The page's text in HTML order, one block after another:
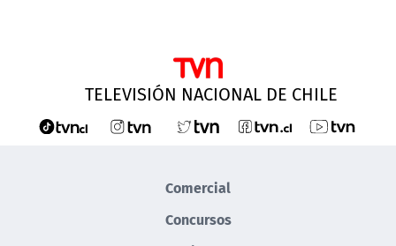
TELEVISIÓN NACIONAL DE CHILE
Comercial
Concursos